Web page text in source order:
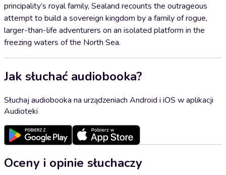
principality’s royal family, Sealand recounts the outrageous
attempt to build a sovereign kingdom by a family of rogue,
larger-than-life adventurers on an isolated platform in the
freezing waters of the North Sea.
Jak słuchać audiobooka?
Słuchaj audiobooka na urządzeniach Android i iOS w aplikacji
Audioteki
Oceny i opinie słuchaczy